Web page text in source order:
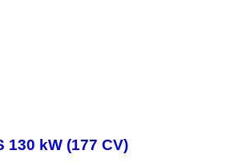
130 kW (177 CV)